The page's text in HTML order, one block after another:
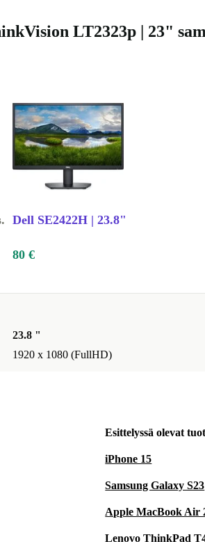
LT2323p | 23"
Dell SE2422H | 23.8"
80 €
23.8 "
1920 x 1080 (FullHD)
Esittelyssä olevat
iPhone 15
Samsung Galaxy S23
Apple MacBook Air
Lenovo ThinkPad